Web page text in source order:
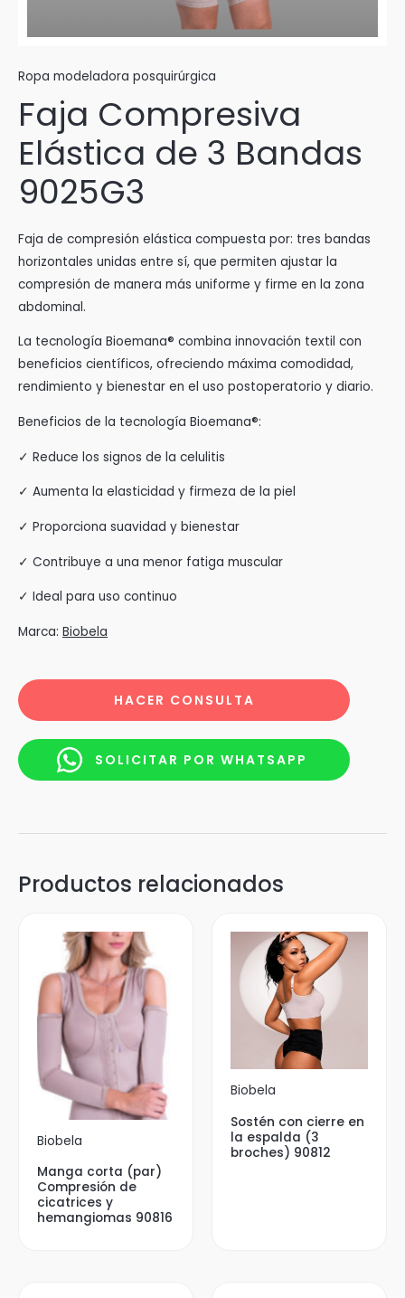
Ropa modeladora posquirúrgica
Faja Compresiva
Elástica de 3 Bandas
9025G3
Faja de compresión elástica compuesta por: tres bandas
horizontales unidas entre sí, que permiten ajustar la
compresión de manera más uniforme y firme en la zona
abdominal.
La tecnología Bioemana® combina innovación textil con
beneficios científicos, ofreciendo máxima comodidad,
rendimiento y bienestar en el uso postoperatorio y diario.
Beneficios de la tecnología Bioemana®:
✓ Reduce los signos de la celulitis
✓ Aumenta la elasticidad y firmeza de la piel
✓ Proporciona suavidad y bienestar
✓ Contribuye a una menor fatiga muscular
✓ Ideal para uso continuo
Marca: Biobela
HACER CONSULTA
SOLICITAR POR WHATSAPP
Productos relacionados
Biobela
Manga corta (par)
Compresión de
cicatrices y
hemangiomas 90816
Biobela
Sostén con cierre en
la espalda (3
broches) 90812